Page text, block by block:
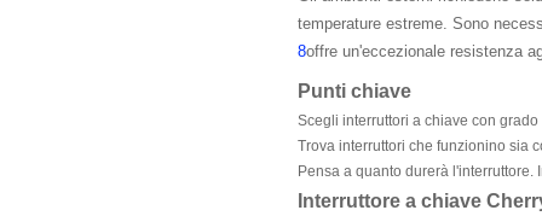
temperature estreme. Sono
8offre un'eccezionale resistenza
Punti chiave
Scegli interruttori a chiave con
Trova interruttori che funzionino sia
Pensa a quanto durerà
Interruttore a chiave